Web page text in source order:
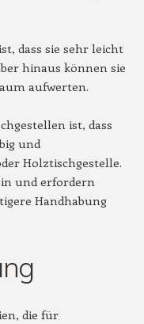
dass sie sehr leicht
hinaus können sie
aufwerten.
ist, dass
und
Holztischgestelle.
und erfordern
Handhabung
die für